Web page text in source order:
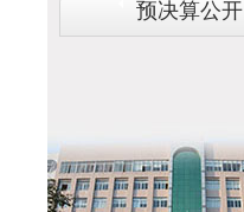
预决算公开